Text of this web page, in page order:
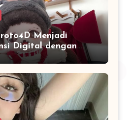
Menjadi
Digital dengan
yang